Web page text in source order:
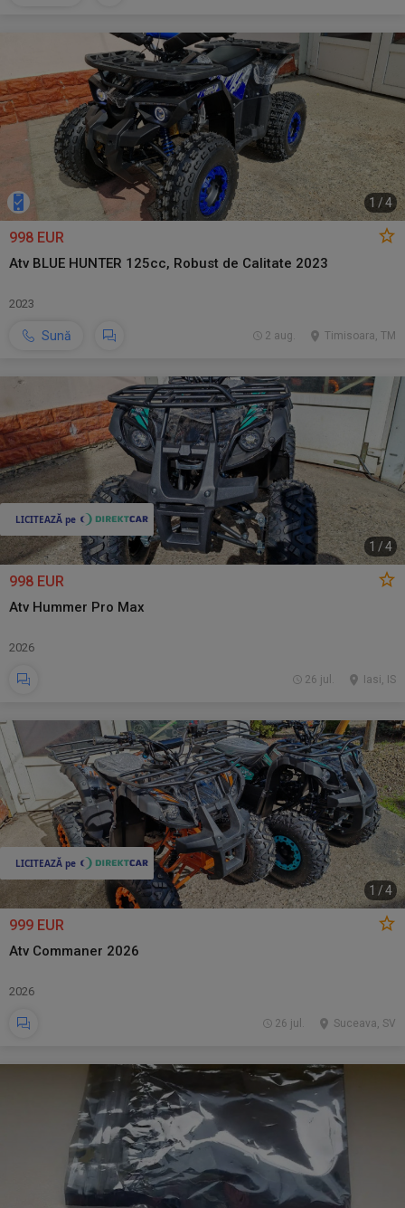
1 /4
998 EUR
Atv BLUE HUNTER 125cc, Robust de Calitate 2023
2023
Sună Timisoara, TM
2 aug.
1 /4
998 EUR
Atv Hummer Pro Max
2026
Iasi, IS
26 jul.
1 /4
999 EUR
Atv Commaner 2026
2026
Suceava, SV
26 jul.